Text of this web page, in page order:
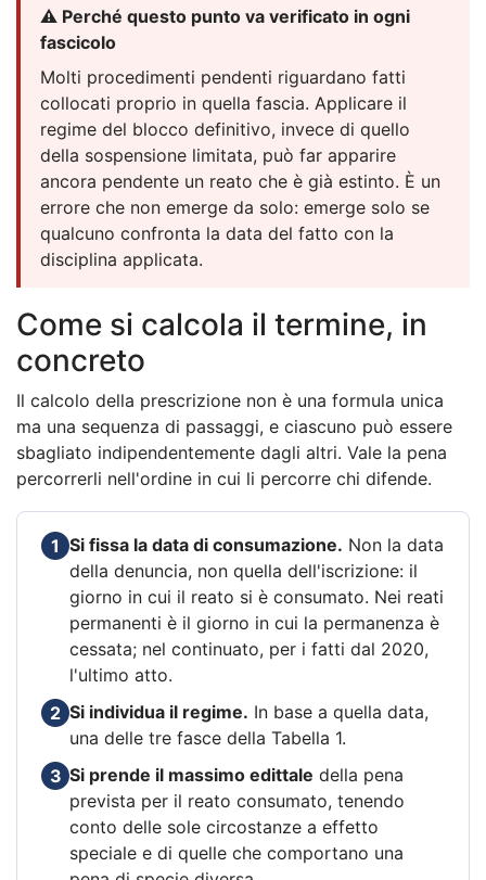
⚠️ Perché questo punto va verificato in ogni
fascicolo
Molti procedimenti pendenti riguardano fatti
collocati proprio in quella fascia. Applicare il
regime del blocco definitivo, invece di quello
della sospensione limitata, può far apparire
ancora pendente un reato che è già estinto. È un
errore che non emerge da solo: emerge solo se
qualcuno confronta la data del fatto con la
disciplina applicata.
Come si calcola il termine, in
concreto
Il calcolo della prescrizione non è una formula unica
ma una sequenza di passaggi, e ciascuno può essere
sbagliato indipendentemente dagli altri. Vale la pena
percorrerli nell'ordine in cui li percorre chi difende.
1 Si fissa la data di consumazione. Non la data
della denuncia, non quella dell'iscrizione: il
giorno in cui il reato si è consumato. Nei reati
permanenti è il giorno in cui la permanenza è
cessata; nel continuato, per i fatti dal 2020,
l'ultimo atto.
2 Si individua il regime. In base a quella data,
una delle tre fasce della Tabella 1.
3 Si prende il massimo edittale della pena
prevista per il reato consumato, tenendo
conto delle sole circostanze a effetto
speciale e di quelle che comportano una